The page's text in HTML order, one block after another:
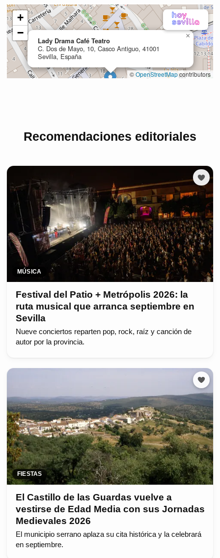
Recomendaciones editoriales
MÚSICA
Festival del Patio + Metrópolis 2026: la
ruta musical que arranca septiembre en
Sevilla
Nueve conciertos reparten pop, rock, raíz y canción de
autor por la provincia.
FIESTAS
El Castillo de las Guardas vuelve a
vestirse de Edad Media con sus Jornadas
Medievales 2026
El municipio serrano aplaza su cita histórica y la celebrará
en septiembre.